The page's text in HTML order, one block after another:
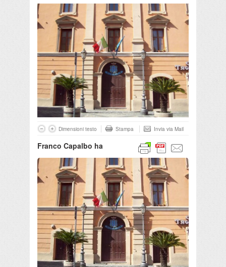
Dimensioni testo Stampa Invia via Mail
Franco Capalbo ha